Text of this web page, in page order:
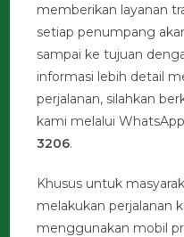
memberikan layanan
setiap penumpang
sampai ke tujuan
informasi lebih detail
perjalanan, silahkan
kami melalui
3206.
Khusus untuk
melakukan perjalanan
menggunakan mobil